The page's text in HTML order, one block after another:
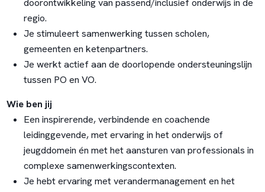
doorontwikkeling van passend/inclusief onderwijs in de
regio.
Je stimuleert samenwerking tussen scholen,
gemeenten en ketenpartners.
Je werkt actief aan de doorlopende ondersteuningslijn
tussen PO en VO.
Wie ben jij
Een inspirerende, verbindende en coachende
leidinggevende, met ervaring in het onderwijs of
jeugddomein én met het aansturen van professionals in
complexe samenwerkingscontexten.
Je hebt ervaring met verandermanagement en het